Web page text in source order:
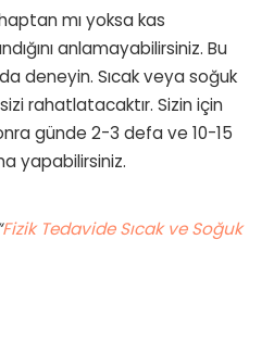
mı yoksa kas
anlamayabilirsiniz. Bu
deneyin. Sıcak veya soğuk
rahatlatacaktır. Sizin için
günde 2-3 defa ve 10-15
yapabilirsiniz.
Fizik Tedavide Sıcak ve Soğuk